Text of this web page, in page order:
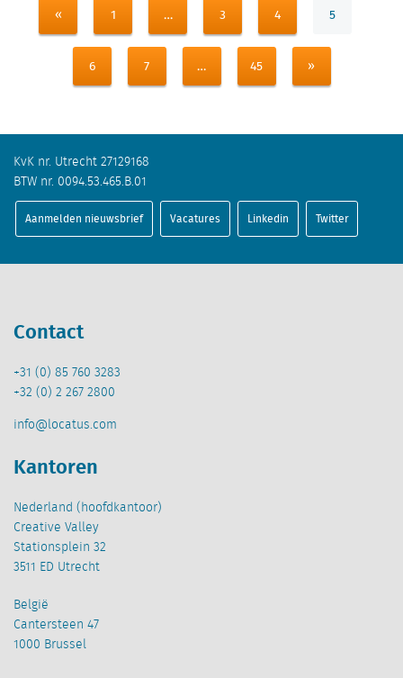
« 1 … 3 4 5
6 7 … 45 »
KvK nr. Utrecht 27129168
BTW nr. 0094.53.465.B.01
Aanmelden nieuwsbrief Vacatures Linkedin Twitter
Contact
+31 (0) 85 760 3283
+32 (0) 2 267 2800
info@locatus.com
Kantoren
Nederland (hoofdkantoor)
Creative Valley
Stationsplein 32
3511 ED Utrecht
België
Cantersteen 47
1000 Brussel